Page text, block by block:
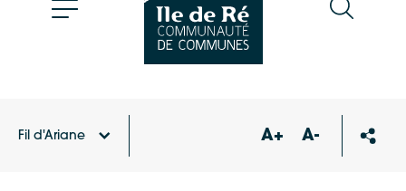
Fil d'Ariane A+ A-